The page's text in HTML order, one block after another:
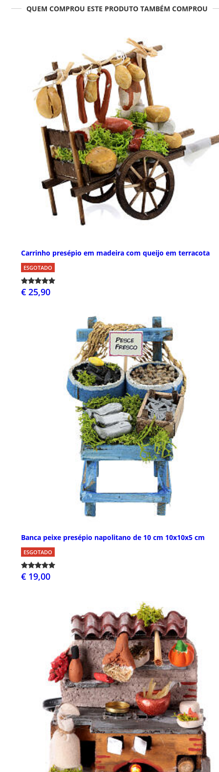
QUEM COMPROU ESTE PRODUTO TAMBÉM COMPROU
Carrinho presépio em madeira com queijo em terracota
ESGOTADO
€ 25,90
Banca peixe presépio napolitano de 10 cm 10x10x5 cm
ESGOTADO
€ 19,00